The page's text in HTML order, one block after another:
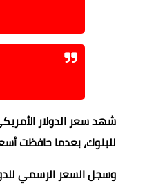
للبنوك، بعدما حافظت